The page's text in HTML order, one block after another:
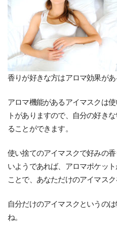
香りが好きな方はアロマ効果があ
アロマ機能があるアイマスクは
トがありますので、自分の好き
ることができます。
使い捨てのアイマスクで好みの
いようであれば、アロマポケッ
ことで、あなただけのアイマス
自分だけのアイマスクというの
ね。